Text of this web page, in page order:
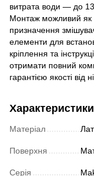
витрата води — до
Монтаж можливий як
призначення
елементи для
кріплення та
отримати повний
гарантією якості від
Характеристики
Матеріал
Поверхня
Серія